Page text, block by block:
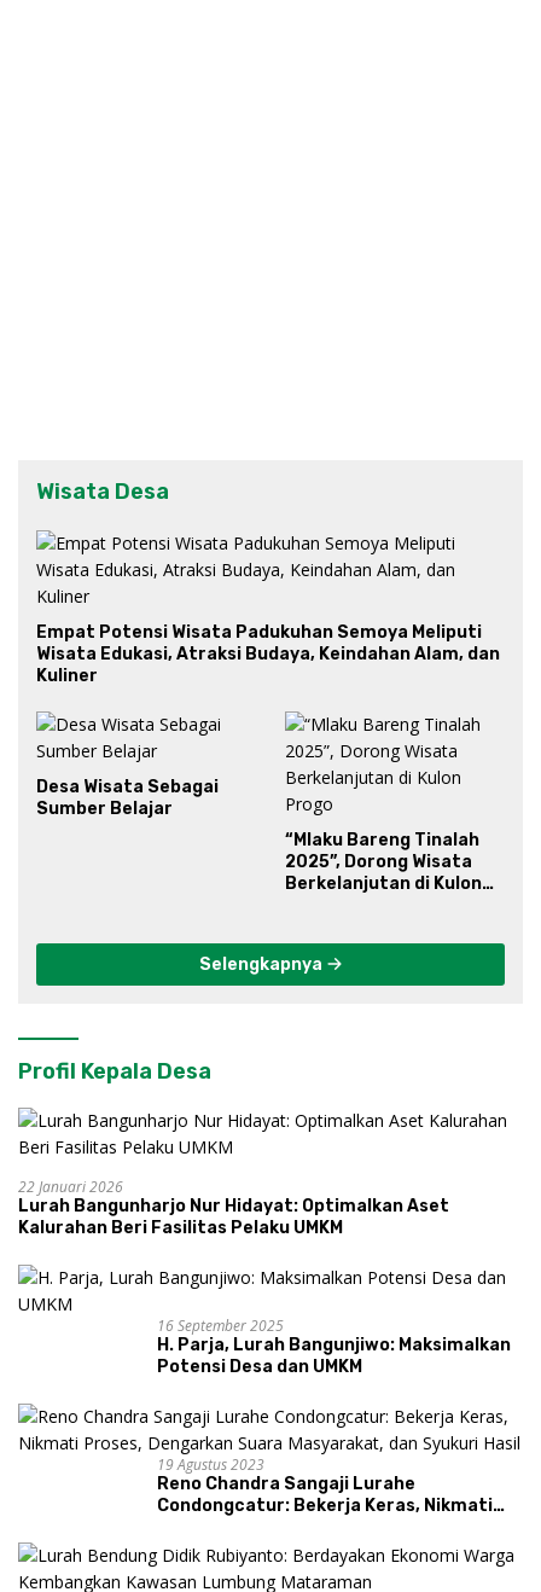
Wisata Desa
Empat Potensi Wisata Padukuhan Semoya Meliputi
Wisata Edukasi, Atraksi Budaya, Keindahan Alam, dan
Kuliner
Desa Wisata Sebagai
Sumber Belajar
“Mlaku Bareng Tinalah
2025”, Dorong Wisata
Berkelanjutan di Kulon
Selengkapnya
Profil Kepala Desa
22 Januari 2026
Lurah Bangunharjo Nur Hidayat: Optimalkan Aset
Kalurahan Beri Fasilitas Pelaku UMKM
16 September 2025
H. Parja, Lurah Bangunjiwo: Maksimalkan
Potensi Desa dan UMKM
19 Agustus 2023
Reno Chandra Sangaji Lurahe
Condongcatur: Bekerja Keras, Nikmati
dan Syukuri Hasil